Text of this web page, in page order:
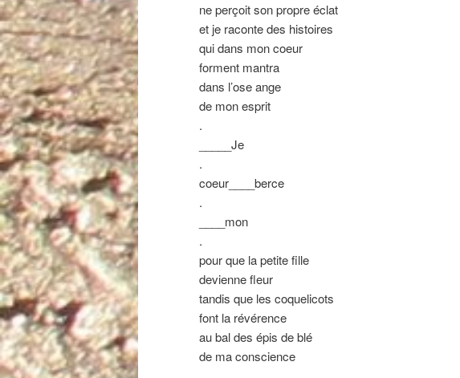
ne perçoit son propre éclat
et je raconte des histoires
qui dans mon coeur
forment mantra
dans l’ose ange
de mon esprit
.
_____Je
.
coeur____berce
.
____mon
.
pour que la petite fille
devienne fleur
tandis que les coquelicots
font la révérence
au bal des épis de blé
de ma conscience